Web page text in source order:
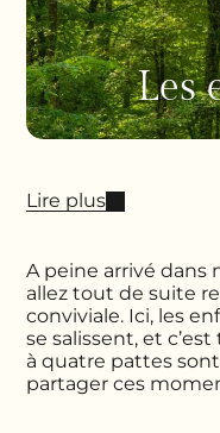
Les
A peine arrivé dans
allez tout de suite
conviviale. Ici, les
se salissent, et
à quatre pattes
partager ces
Lire plus